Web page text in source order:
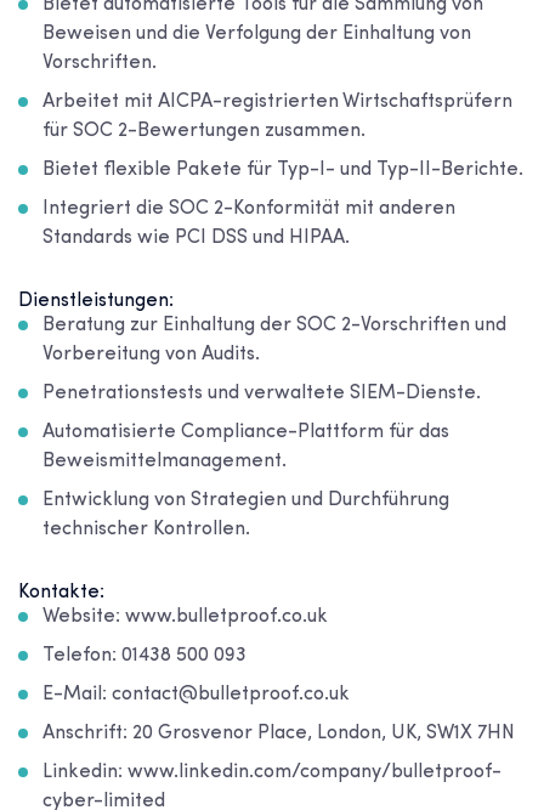
Bietet automatisierte Tools für die Sammlung von
Beweisen und die Verfolgung der Einhaltung von
Vorschriften.
Arbeitet mit AICPA-registrierten Wirtschaftsprüfern
für SOC 2-Bewertungen zusammen.
Bietet flexible Pakete für Typ-I- und Typ-II-Berichte.
Integriert die SOC 2-Konformität mit anderen
Standards wie PCI DSS und HIPAA.
Dienstleistungen:
Beratung zur Einhaltung der SOC 2-Vorschriften und
Vorbereitung von Audits.
Penetrationstests und verwaltete SIEM-Dienste.
Automatisierte Compliance-Plattform für das
Beweismittelmanagement.
Entwicklung von Strategien und Durchführung
technischer Kontrollen.
Kontakte:
Website: www.bulletproof.co.uk
Telefon: 01438 500 093
E-Mail: contact@bulletproof.co.uk
Anschrift: 20 Grosvenor Place, London, UK, SW1X 7HN
Linkedin: www.linkedin.com/company/bulletproof-
cyber-limited